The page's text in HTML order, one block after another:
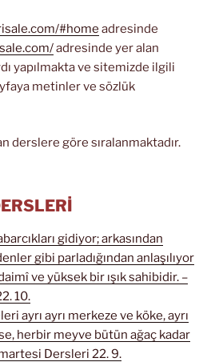
#home adresinde
adresinde yer alan
yapılmakta ve sitemizde ilgili
metinler ve sözlük
derslere göre sıralanmaktadır.
gidiyor; arkasından
gibi parladığından anlaşılıyor
ve yüksek bir ışık sahibidir. –
10.
ayrı ayrı merkeze ve köke, ayrı
herbir meyve bütün ağaç kadar
Dersleri 22. 9.